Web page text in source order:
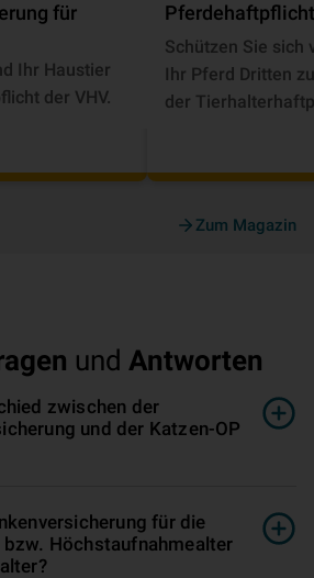
für
Ihr Haustier
der VHV.
Pferde­haft­pflicht
Schützen Sie sich
Ihr Pferd Dritten
der
Zum Magazin
und Antworten
zwischen der
und der Katzen-OP
für die
Höchstaufnahmealter